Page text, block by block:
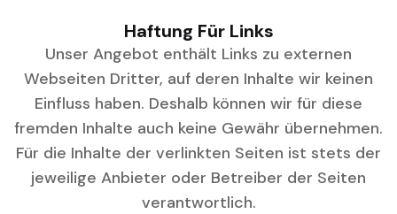
Haftung Für Links
Unser Angebot enthält Links zu externen
Webseiten Dritter, auf deren Inhalte wir keinen
Einfluss haben. Deshalb können wir für diese
fremden Inhalte auch keine Gewähr übernehmen.
Für die Inhalte der verlinkten Seiten ist stets der
jeweilige Anbieter oder Betreiber der Seiten
verantwortlich.